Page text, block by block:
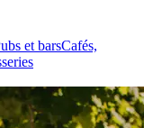
et barsCafés,